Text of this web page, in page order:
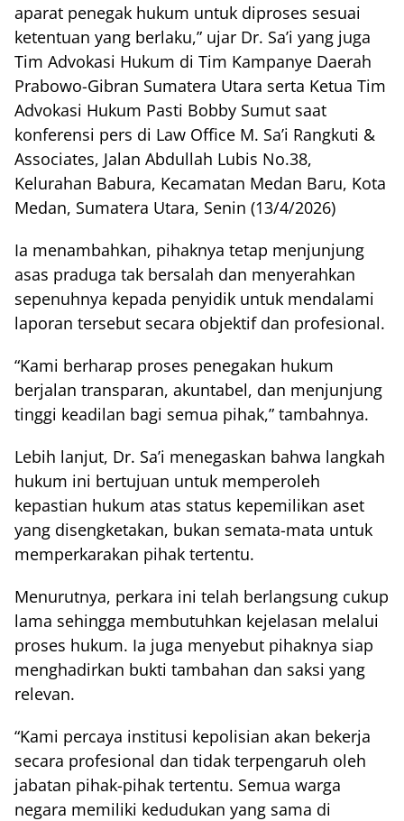
aparat penegak hukum untuk diproses sesuai
ketentuan yang berlaku,” ujar Dr. Sa’i yang juga
Tim Advokasi Hukum di Tim Kampanye Daerah
Prabowo-Gibran Sumatera Utara serta Ketua Tim
Advokasi Hukum Pasti Bobby Sumut saat
konferensi pers di Law Office M. Sa’i Rangkuti &
Associates, Jalan Abdullah Lubis No.38,
Kelurahan Babura, Kecamatan Medan Baru, Kota
Medan, Sumatera Utara, Senin (13/4/2026)
Ia menambahkan, pihaknya tetap menjunjung
asas praduga tak bersalah dan menyerahkan
sepenuhnya kepada penyidik untuk mendalami
laporan tersebut secara objektif dan profesional.
“Kami berharap proses penegakan hukum
berjalan transparan, akuntabel, dan menjunjung
tinggi keadilan bagi semua pihak,” tambahnya.
Lebih lanjut, Dr. Sa’i menegaskan bahwa langkah
hukum ini bertujuan untuk memperoleh
kepastian hukum atas status kepemilikan aset
yang disengketakan, bukan semata-mata untuk
memperkarakan pihak tertentu.
Menurutnya, perkara ini telah berlangsung cukup
lama sehingga membutuhkan kejelasan melalui
proses hukum. Ia juga menyebut pihaknya siap
menghadirkan bukti tambahan dan saksi yang
relevan.
“Kami percaya institusi kepolisian akan bekerja
secara profesional dan tidak terpengaruh oleh
jabatan pihak-pihak tertentu. Semua warga
negara memiliki kedudukan yang sama di